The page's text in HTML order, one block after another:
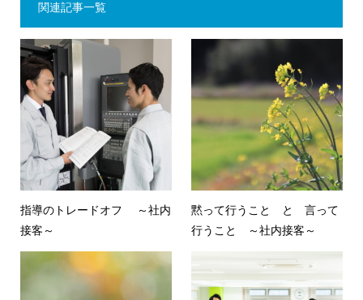
関連記事一覧
指導のトレードオフ ～社内
接客～
黙って行うこと と 言って
行うこと ～社内接客～